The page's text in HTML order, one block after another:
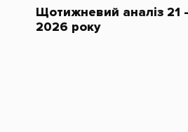
Щотижневий аналіз 21
2026 року